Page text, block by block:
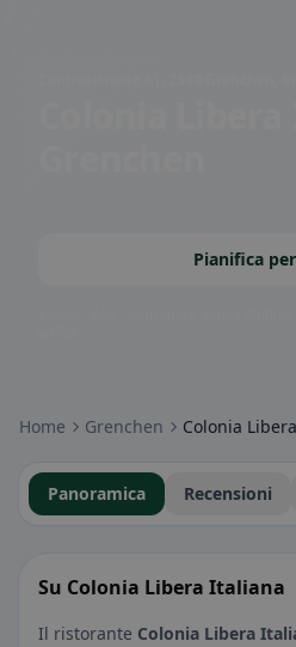
Pianifica
Home Grenchen Colonia
Panoramica Recensioni
Su Colonia Libera Italiana
Il ristorante Colonia Libera